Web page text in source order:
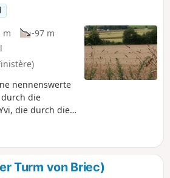
m
-97 m
nennenswerte
die
die durch die
wird, bietet
wenig
sowie einen
Turm von Briec)